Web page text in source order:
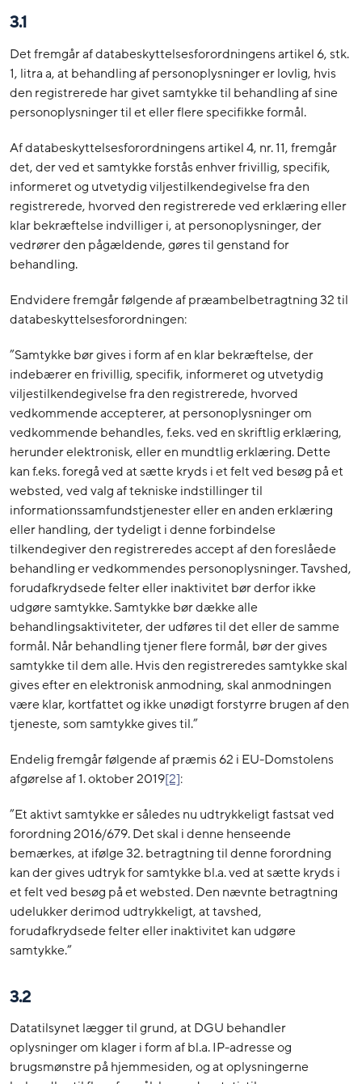
3.1
Det fremgår af databeskyttelsesforordningens artikel 6, stk.
1, litra a, at behandling af personoplysninger er lovlig, hvis
den registrerede har givet samtykke til behandling af sine
personoplysninger til et eller flere specifikke formål.
Af databeskyttelsesforordningens artikel 4, nr. 11, fremgår
det, der ved et samtykke forstås enhver frivillig, specifik,
informeret og utvetydig viljestilkendegivelse fra den
registrerede, hvorved den registrerede ved erklæring eller
klar bekræftelse indvilliger i, at personoplysninger, der
vedrører den pågældende, gøres til genstand for
behandling.
Endvidere fremgår følgende af præambelbetragtning 32 til
databeskyttelsesforordningen:
”Samtykke bør gives i form af en klar bekræftelse, der
indebærer en frivillig, specifik, informeret og utvetydig
viljestilkendegivelse fra den registrerede, hvorved
vedkommende accepterer, at personoplysninger om
vedkommende behandles, f.eks. ved en skriftlig erklæring,
herunder elektronisk, eller en mundtlig erklæring. Dette
kan f.eks. foregå ved at sætte kryds i et felt ved besøg på et
websted, ved valg af tekniske indstillinger til
informationssamfundstjenester eller en anden erklæring
eller handling, der tydeligt i denne forbindelse
tilkendegiver den registreredes accept af den foreslåede
behandling er vedkommendes personoplysninger. Tavshed,
forudafkrydsede felter eller inaktivitet bør derfor ikke
udgøre samtykke. Samtykke bør dække alle
behandlingsaktiviteter, der udføres til det eller de samme
formål. Når behandling tjener flere formål, bør der gives
samtykke til dem alle. Hvis den registreredes samtykke skal
gives efter en elektronisk anmodning, skal anmodningen
være klar, kortfattet og ikke unødigt forstyrre brugen af den
tjeneste, som samtykke gives til.”
Endelig fremgår følgende af præmis 62 i EU-Domstolens
afgørelse af 1. oktober 2019[2]:
”Et aktivt samtykke er således nu udtrykkeligt fastsat ved
forordning 2016/679. Det skal i denne henseende
bemærkes, at ifølge 32. betragtning til denne forordning
kan der gives udtryk for samtykke bl.a. ved at sætte kryds i
et felt ved besøg på et websted. Den nævnte betragtning
udelukker derimod udtrykkeligt, at tavshed,
forudafkrydsede felter eller inaktivitet kan udgøre
samtykke.”
3.2
Datatilsynet lægger til grund, at DGU behandler
oplysninger om klager i form af bl.a. IP-adresse og
brugsmønstre på hjemmesiden, og at oplysningerne